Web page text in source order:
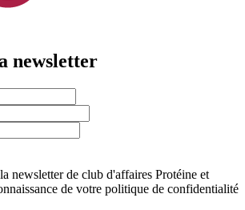
newsletter
newsletter de club d'affaires Protéine et
de votre politique de confidentialité